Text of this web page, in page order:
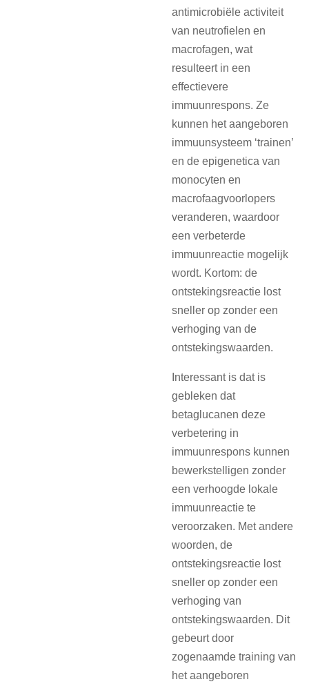
antimicrobiële activiteit
van neutrofielen en
macrofagen, wat
resulteert in een
effectievere
immuunrespons. Ze
kunnen het aangeboren
immuunsysteem ‘trainen’
en de epigenetica van
monocyten en
macrofaagvoorlopers
veranderen, waardoor
een verbeterde
immuunreactie mogelijk
wordt. Kortom: de
ontstekingsreactie lost
sneller op zonder een
verhoging van de
ontstekingswaarden.
Interessant is dat is
gebleken dat
betaglucanen deze
verbetering in
immuunrespons kunnen
bewerkstelligen zonder
een verhoogde lokale
immuunreactie te
veroorzaken. Met andere
woorden, de
ontstekingsreactie lost
sneller op zonder een
verhoging van
ontstekingswaarden. Dit
gebeurt door
zogenaamde training van
het aangeboren